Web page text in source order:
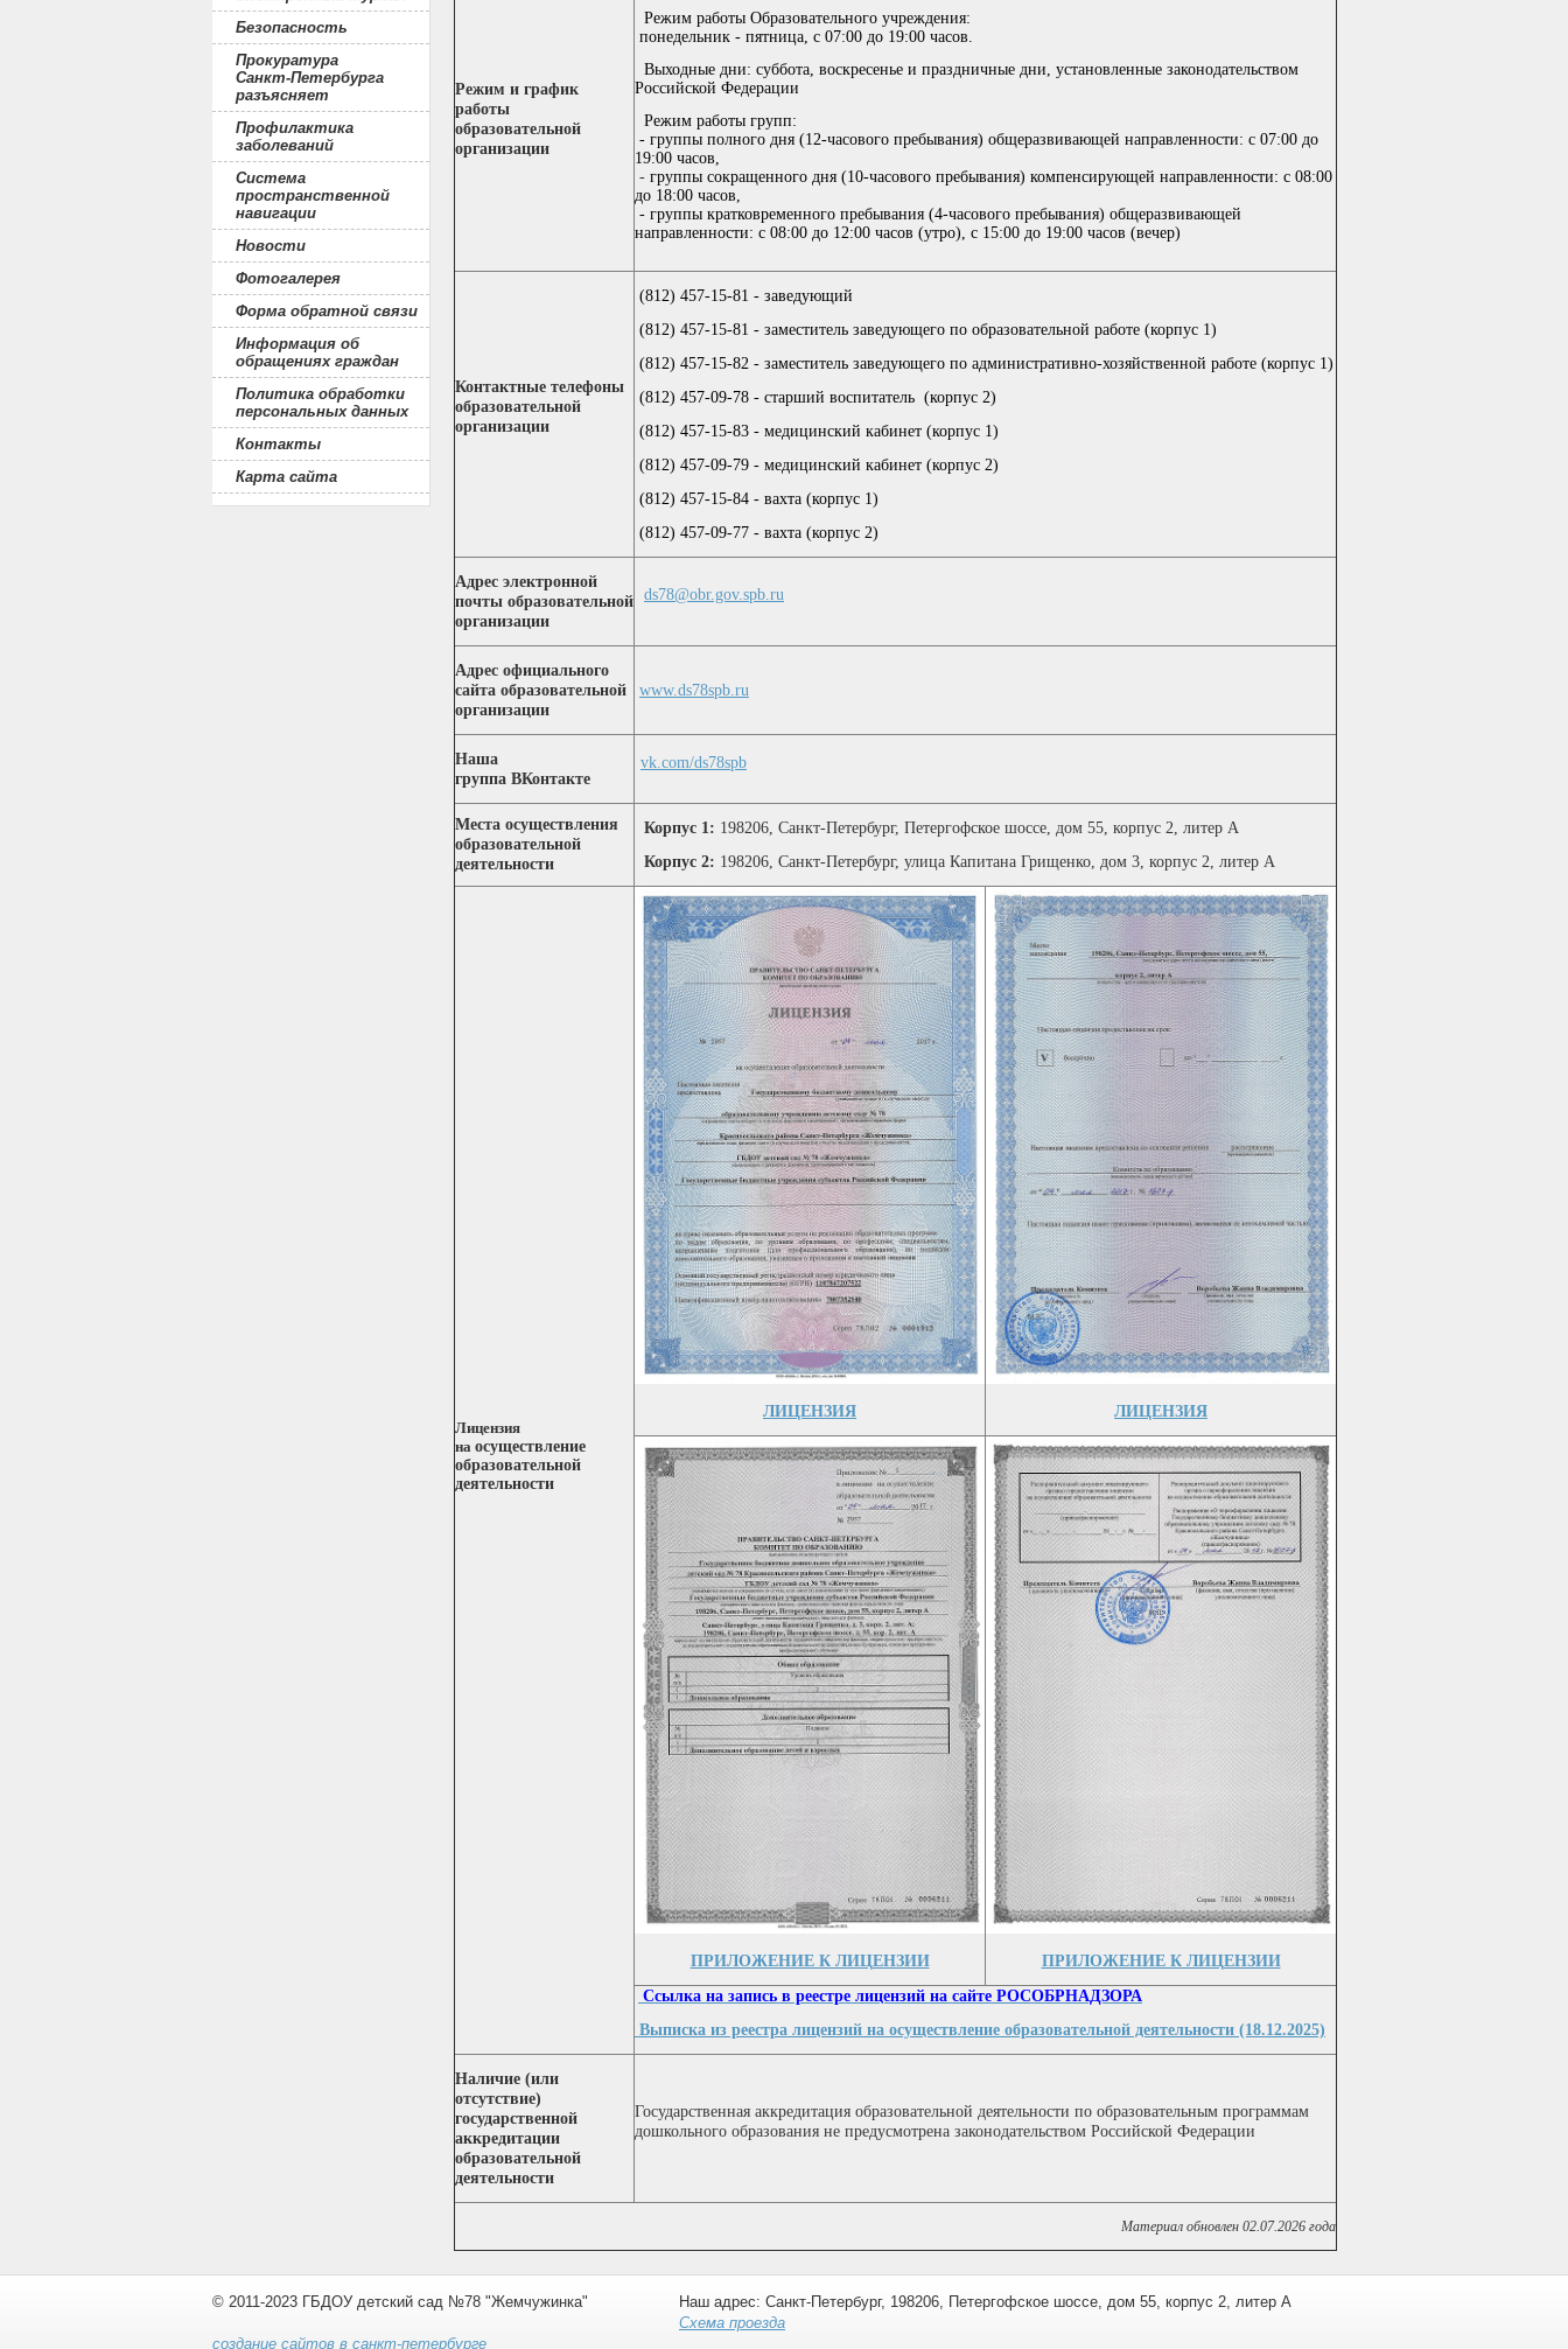
Безопасность
Прокуратура
Санкт-Петербурга
разъясняет
Профилактика
заболеваний
Система
пространственной
навигации
Новости
Фотогалерея
Форма обратной связи
Информация об
обращениях граждан
Политика обработки
персональных данных
Контакты
Карта сайта
Режим и график
работы
образовательной
организации
Режим работы Образовательного учреждения:
понедельник - пятница, с 07:00 до 19:00 часов.
Выходные дни: суббота, воскресенье и праздничные дни, установленные законодательством
Российской Федерации
Режим работы групп:
- группы полного дня (12-часового пребывания) общеразвивающей направленности: с 07:00 до
19:00 часов,
- группы сокращенного дня (10-часового пребывания) компенсирующей направленности: с 08:00
до 18:00 часов,
- группы кратковременного пребывания (4-часового пребывания) общеразвивающей
направленности: с 08:00 до 12:00 часов (утро), с 15:00 до 19:00 часов (вечер)
Контактные телефоны
образовательной
организации
(812) 457-15-81 - заведующий
(812) 457-15-81 - заместитель заведующего по образовательной работе (корпус 1)
(812) 457-15-82 - заместитель заведующего по административно-хозяйственной работе (корпус 1)
(812) 457-09-78 - старший воспитатель (корпус 2)
(812) 457-15-83 - медицинский кабинет (корпус 1)
(812) 457-09-79 - медицинский кабинет (корпус 2)
(812) 457-15-84 - вахта (корпус 1)
(812) 457-09-77 - вахта (корпус 2)
Адрес электронной
почты образовательной
организации
ds78@obr.gov.spb.ru
Адрес официального
сайта образовательной
организации
www.ds78spb.ru
Наша
группа ВКонтакте
vk.com/ds78spb
Места осуществления
образовательной
деятельности
Корпус 1: 198206, Санкт-Петербург, Петергофское шоссе, дом 55, корпус 2, литер А
Корпус 2: 198206, Санкт-Петербург, улица Капитана Грищенко, дом 3, корпус 2, литер А
Лицензия
на осуществление
образовательной
деятельности
ЛИЦЕНЗИЯ ЛИЦЕНЗИЯ
ПРИЛОЖЕНИЕ К ЛИЦЕНЗИИ
ПРИЛОЖЕНИЕ К ЛИЦЕНЗИИ
Ссылка на запись в реестре лицензий на сайте РОСОБРНАДЗОРА
Выписка из реестра лицензий на осуществление образовательной деятельности (18.12.2025)
Наличие (или
отсутствие)
государственной
аккредитации
образовательной
деятельности
Государственная аккредитация образовательной деятельности по образовательным программам
дошкольного образования не предусмотрена законодательством Российской Федерации
Материал обновлен 02.07.2026 года
© 2011-2023 ГБДОУ детский сад №78 "Жемчужинка"
создание сайтов в санкт-петербурге
Наш адрес: Санкт-Петербург, 198206, Петергофское шоссе, дом 55, корпус 2, литер А
Схема проезда